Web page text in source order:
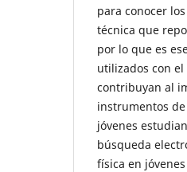
para conocer
técnica que
por lo que es
utilizados con
contribuyan al
instrumentos
jóvenes
búsqueda
física en